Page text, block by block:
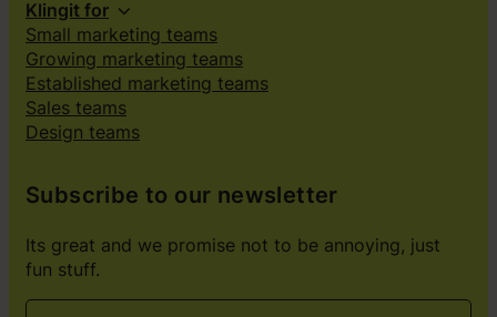
Klingit for
Small marketing teams
Growing marketing teams
Established marketing teams
Sales teams
Design teams
Subscribe to our newsletter
Its great and we promise not to be annoying, just
fun stuff.